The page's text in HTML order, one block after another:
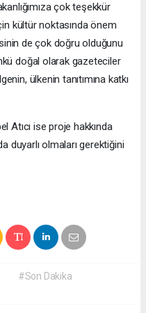
çok teşekkür
kültür noktasında önem
de çok doğru olduğunu
doğal olarak gazeteciler
ülkenin tanıtımına katkı
Atıcı ise proje hakkında
duyarlı olmaları gerektiğini
#Son Dakika